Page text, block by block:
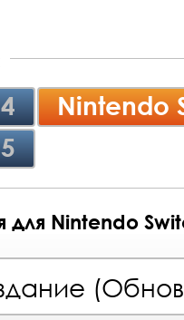
Nintendo
для Nintendo